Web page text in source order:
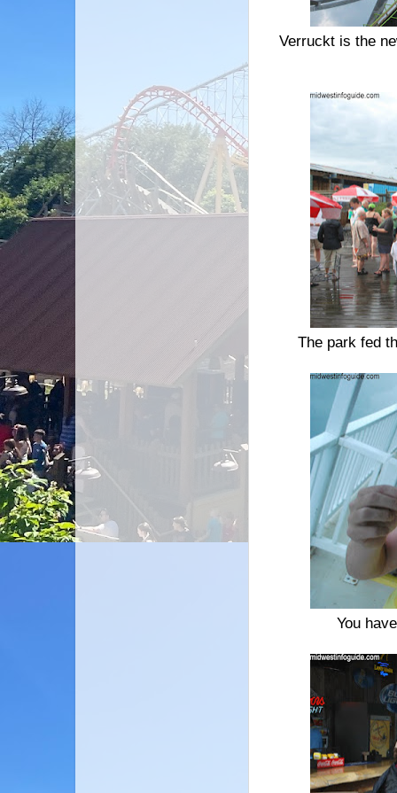
Verruckt is the
The park fed
You